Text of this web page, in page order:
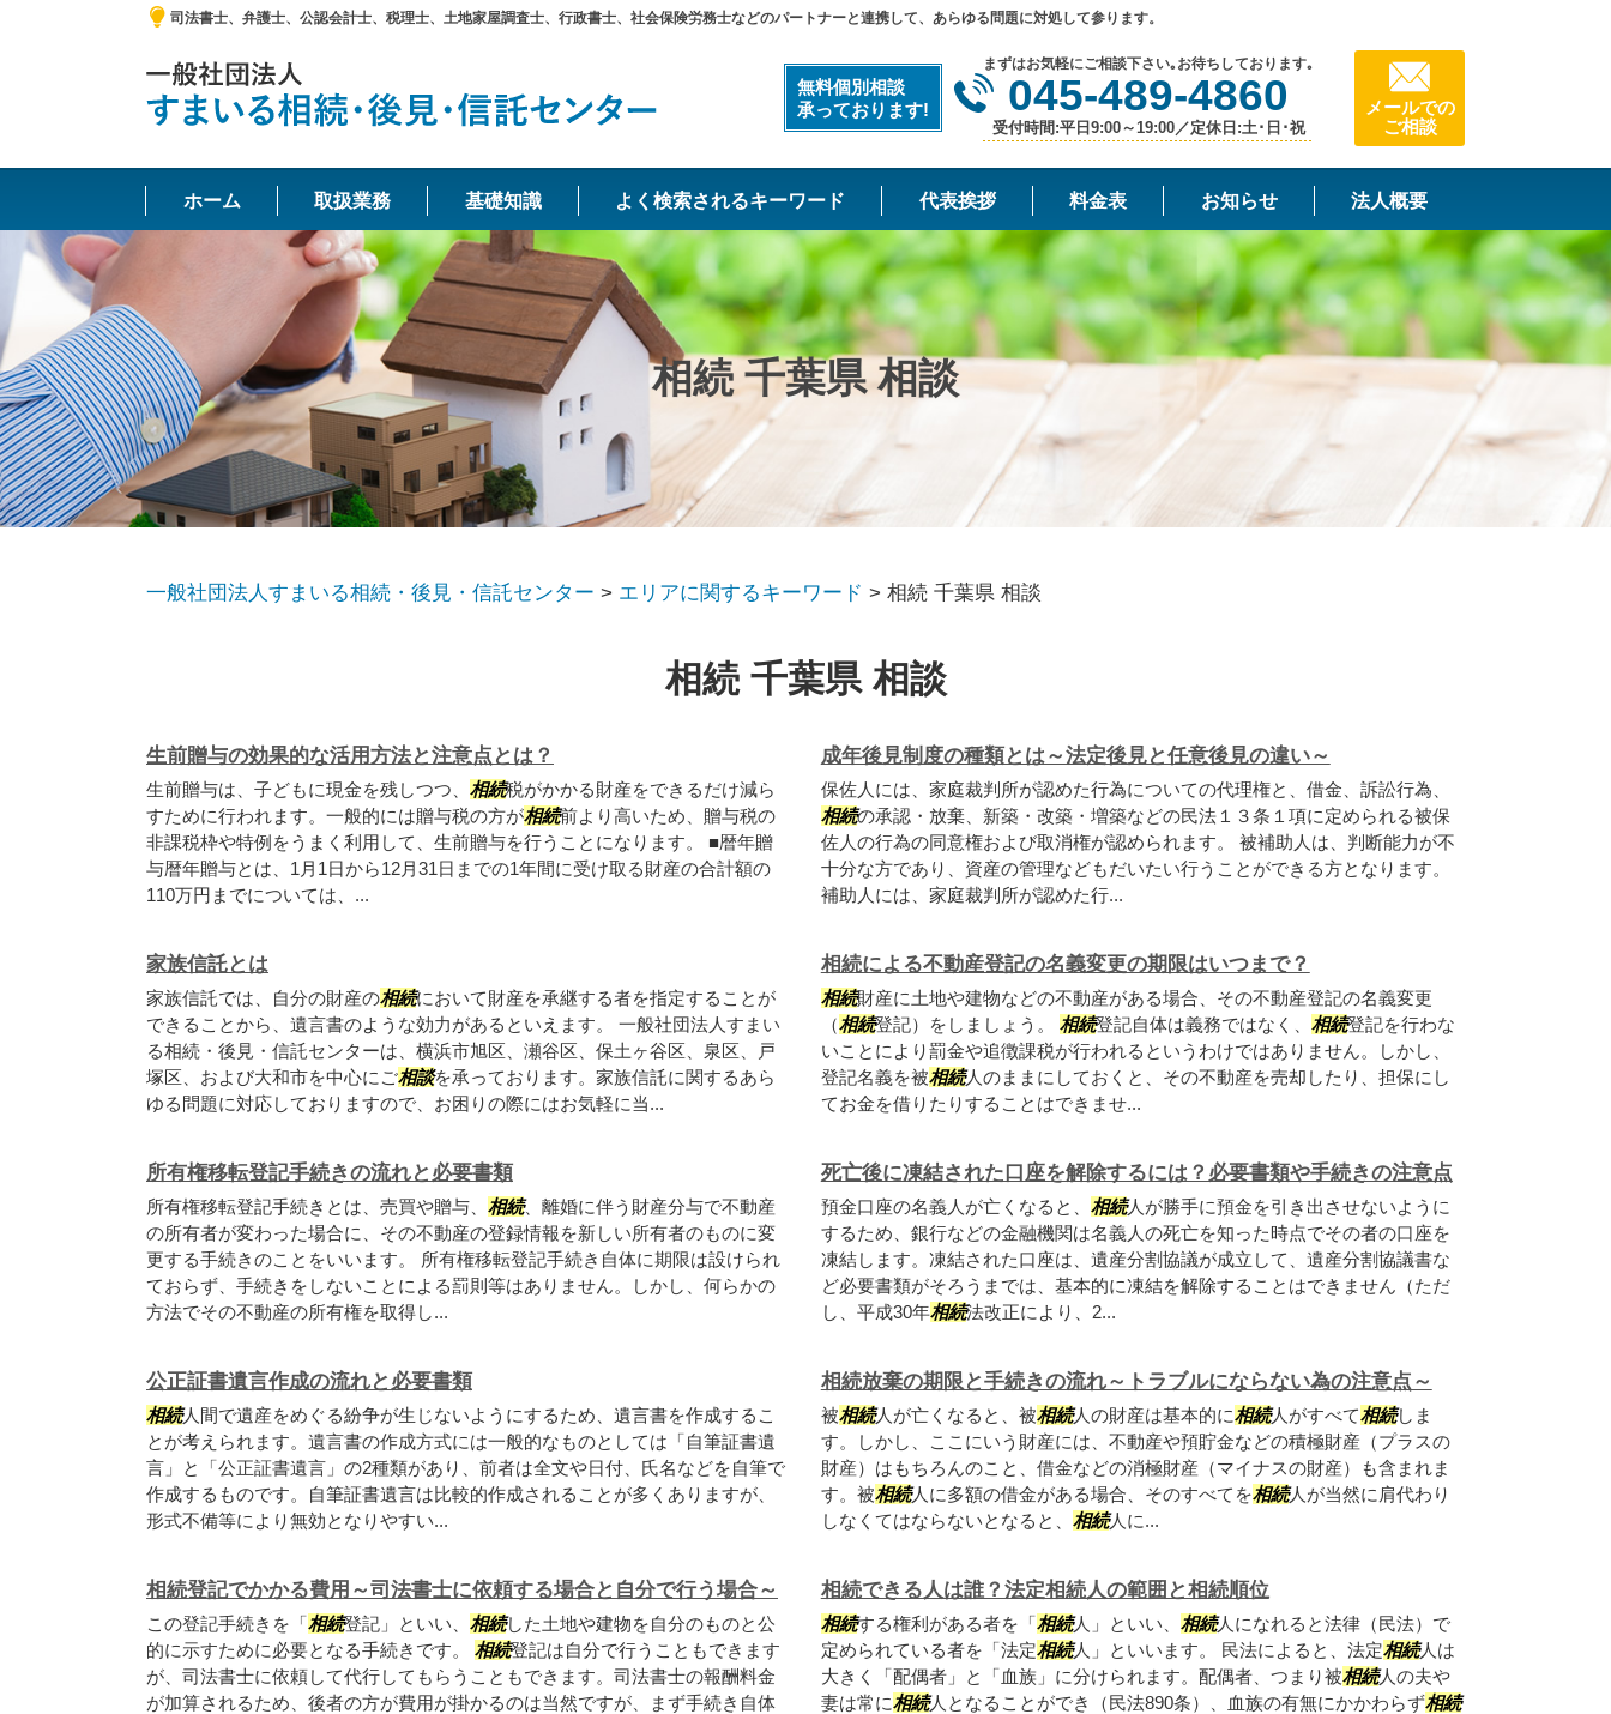
相続 千葉県 相談
司法書士、弁護士、公認会計士、税理士、土地家屋調査士、行政書士、社会保険労務士などのパートナーと連携して、あらゆる問題に対処して参ります。
無料個別相談
承っております!
まずはお気軽にご相談下さい｡お待ちしております｡
045-489-4860
受付時間:平日9:00～19:00／定休日:土･日･祝
メールでの
ご相談
ホーム 取扱業務 基礎知識 よく検索されるキーワード 代表挨拶 料金表 お知らせ 法人概要
一般社団法人すまいる相続・後見・信託センター > エリアに関するキーワード > 相続 千葉県 相談
相続 千葉県 相談
生前贈与の効果的な活用方法と注意点とは？
生前贈与は、子どもに現金を残しつつ、 相続税がかかる財産をできるだけ減ら
すために行われます。一般的には贈与税の方が相続前より高いため、贈与税の
非課税枠や特例をうまく利用して、生前贈与を行うことになります。 ■暦年贈
与暦年贈与とは、1月1日から12月31日までの1年間に受け取る財産の合計額の
110万円までについては、...
成年後見制度の種類とは～法定後見と任意後見の違い～
保佐人には、家庭裁判所が認めた行為についての代理権と、借金、訴訟行為、
相続の承認・放棄、新築・改築・増築などの民法１３条１項に定められる被保
佐人の行為の同意権および取消権が認められます。 被補助人は、判断能力が不
十分な方であり、資産の管理などもだいたい行うことができる方となります。
補助人には、家庭裁判所が認めた行...
家族信託とは
家族信託では、自分の財産の相続において財産を承継する者を指定することが
できることから、遺言書のような効力があるといえます。 一般社団法人すまい
る相続・後見・信託センターは、横浜市旭区、瀬谷区、保土ヶ谷区、泉区、戸
塚区、および大和市を中心にご相談を承っております。家族信託に関するあら
ゆる問題に対応しておりますので、お困りの際にはお気軽に当...
相続による不動産登記の名義変更の期限はいつまで？
相続財産に土地や建物などの不動産がある場合、その不動産登記の名義変更
（相続登記）をしましょう。 相続登記自体は義務ではなく、 相続登記を行わな
いことにより罰金や追徴課税が行われるというわけではありません。しかし、
登記名義を被相続人のままにしておくと、その不動産を売却したり、担保にし
てお金を借りたりすることはできませ...
所有権移転登記手続きの流れと必要書類
所有権移転登記手続きとは、売買や贈与、 相続、離婚に伴う財産分与で不動産
の所有者が変わった場合に、その不動産の登録情報を新しい所有者のものに変
更する手続きのことをいいます。 所有権移転登記手続き自体に期限は設けられ
ておらず、手続きをしないことによる罰則等はありません。しかし、何らかの
方法でその不動産の所有権を取得し...
死亡後に凍結された口座を解除するには？必要書類や手続きの注意点
預金口座の名義人が亡くなると、 相続人が勝手に預金を引き出させないように
するため、銀行などの金融機関は名義人の死亡を知った時点でその者の口座を
凍結します。凍結された口座は、遺産分割協議が成立して、遺産分割協議書な
ど必要書類がそろうまでは、基本的に凍結を解除することはできません（ただ
し、平成30年相続法改正により、2...
公正証書遺言作成の流れと必要書類
相続人間で遺産をめぐる紛争が生じないようにするため、遺言書を作成するこ
とが考えられます。遺言書の作成方式には一般的なものとしては「自筆証書遺
言」と「公正証書遺言」の2種類があり、前者は全文や日付、氏名などを自筆で
作成するものです。自筆証書遺言は比較的作成されることが多くありますが、
形式不備等により無効となりやすい...
相続放棄の期限と手続きの流れ～トラブルにならない為の注意点～
被相続人が亡くなると、被相続人の財産は基本的に相続人がすべて相続しま
す。しかし、ここにいう財産には、不動産や預貯金などの積極財産（プラスの
財産）はもちろんのこと、借金などの消極財産（マイナスの財産）も含まれま
す。被相続人に多額の借金がある場合、そのすべてを相続人が当然に肩代わり
しなくてはならないとなると、 相続人に...
相続登記でかかる費用～司法書士に依頼する場合と自分で行う場合～
この登記手続きを「相続登記」といい、 相続した土地や建物を自分のものと公
的に示すために必要となる手続きです。 相続登記は自分で行うこともできます
が、司法書士に依頼して代行してもらうこともできます。司法書士の報酬料金
が加算されるため、後者の方が費用が掛かるのは当然ですが、まず手続き自体
相続できる人は誰？法定相続人の範囲と相続順位
相続する権利がある者を「相続人」といい、 相続人になれると法律（民法）で
定められている者を「法定相続人」といいます。 民法によると、法定相続人は
大きく「配偶者」と「血族」に分けられます。配偶者、つまり被相続人の夫や
妻は常に相続人となることができ（民法890条）、血族の有無にかかわらず相続